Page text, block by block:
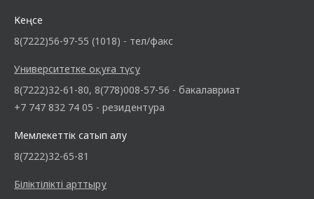
Кеңсе
8(7222)56-97-55 (1018) - тел/факс
Университетке оқуға түсу
8(7222)32-61-80, 8(778)008-57-56 - бакалавриат
+7 747 832 74 05 - резидентура
Мемлекеттік сатып алу
8(7222)32-65-81
Біліктілікті арттыру